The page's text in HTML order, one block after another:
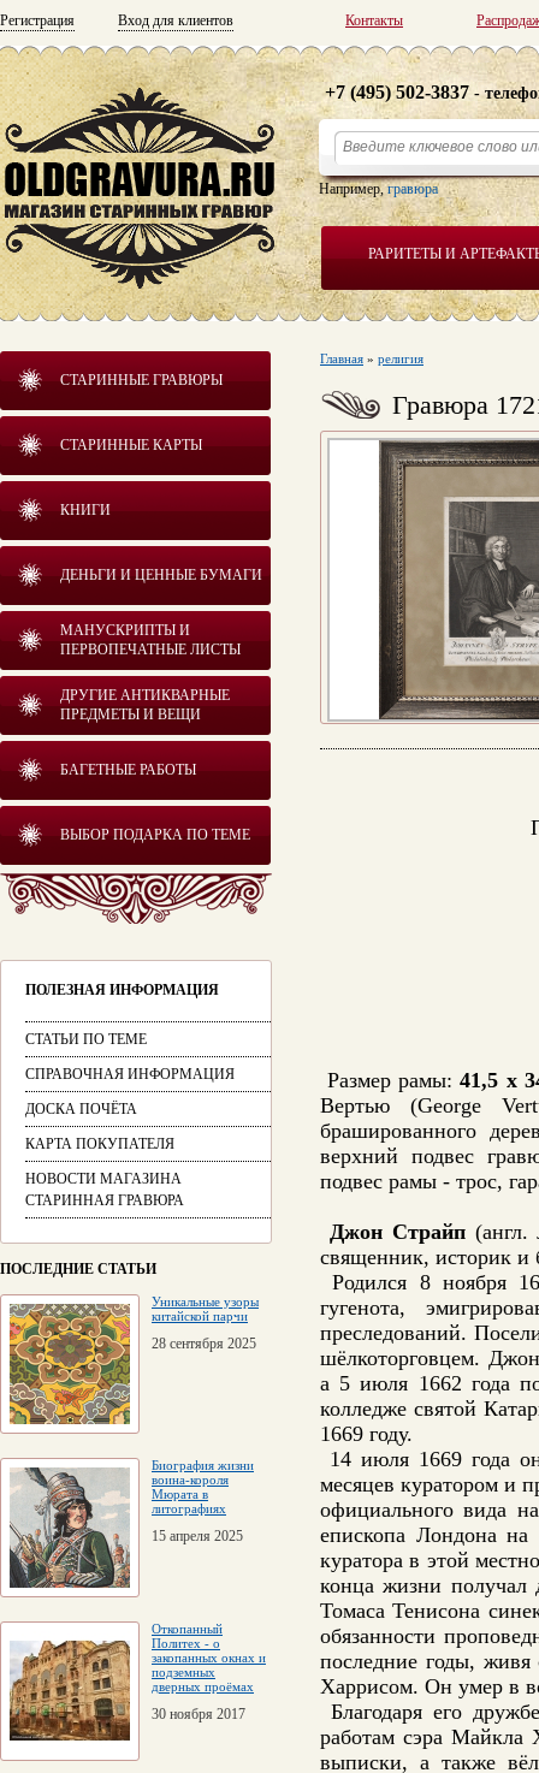
Регистрация Вход для клиентов Контакты
РАРИТЕТЫ И
+7 (495) 502-3837 -
Например,гравюра
СТАРИННЫЕ ГРАВЮРЫ
СТАРИННЫЕ КАРТЫ
КНИГИ
ДЕНЬГИ И ЦЕННЫЕ БУМАГИ
МАНУСКРИПТЫ И
ПЕРВОПЕЧАТНЫЕ ЛИСТЫ
ДРУГИЕ АНТИКВАРНЫЕ
ПРЕДМЕТЫ И ВЕЩИ
БАГЕТНЫЕ РАБОТЫ
ВЫБОР ПОДАРКА ПО ТЕМЕ
ПОЛЕЗНАЯ ИНФОРМАЦИЯ
СТАТЬИ ПО ТЕМЕ
СПРАВОЧНАЯ ИНФОРМАЦИЯ
ДОСКА ПОЧЁТА
КАРТА ПОКУПАТЕЛЯ
НОВОСТИ МАГАЗИНА
СТАРИННАЯ ГРАВЮРА
ПОСЛЕДНИЕ СТАТЬИ
Уникальные узоры
китайской парчи
28 сентября 2025
Биография жизни
воина-короля
Мюрата в
литографиях
15 апреля 2025
Откопанный
Политех - о
закопанных окнах и
подземных
дверных проёмах
30 ноября 2017
Главная » религия
Гравюра
Размер рамы:41,5 х
Вертью (George
брашированного
верхний подвес
подвес рамы - трос,
Джон Страйп(англ.
священник, историк и
Родился 8 ноября
гугенота,
преследований.
шёлкоторговцем.
а 5 июля 1662 года
колледже святой
1669 году.
14 июля 1669 года
месяцев куратором и
официального вида
епископа Лондона на
куратора в этой
конца жизни получал
Томаса Тенисона
обязанности
последние годы, живя
Харрисом. Он умер в
Благодаря его
работам сэра Майкла
выписки, а также